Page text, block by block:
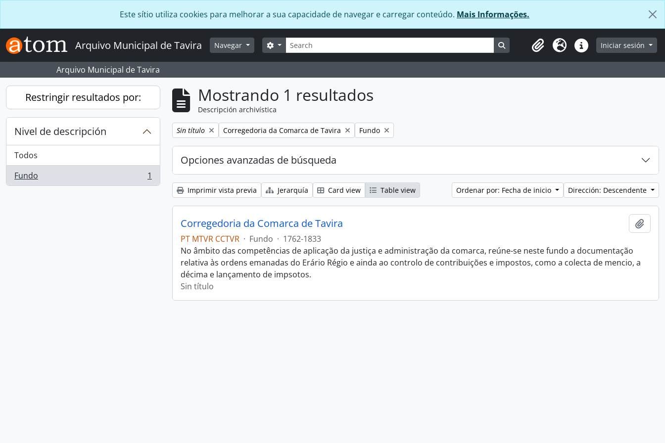
Este sítio utiliza cookies para melhorar a sua capacidade de navegar e carregar conteúdo. Mais Informações.
Arquivo Municipal de Tavira Navegar Búsqueda
Search options Search in browse page
Clipboard
Idioma Enlaces rápidos
Iniciar sesión
Arquivo Municipal de Tavira
Restringir resultados por:
Nivel de descripción
Todos
Fundo
, 1 resultados 1
Mostrando 1 resultados
Descripción archivística
Remove filter:
Sin título Remove filter:
Corregedoria da Comarca de Tavira Remove filter:
Fundo
Opciones avanzadas de búsqueda
Imprimir vista previa Jerarquía Card view Table view Ordenar por: Fecha de inicio Dirección: Descendente
Corregedoria da Comarca de Tavira
PT MTVR CCTVR · Fundo · 1762-1833
No âmbito das competências de aplicação da justiça e administração da comarca, reúne-se neste fundo a documentação
relativa às ordens emanadas do Erário Régio e ainda ao controlo de contribuições e impostos, como a colecta de mencio, a
décima e lançamento de impsotos.
Sin título